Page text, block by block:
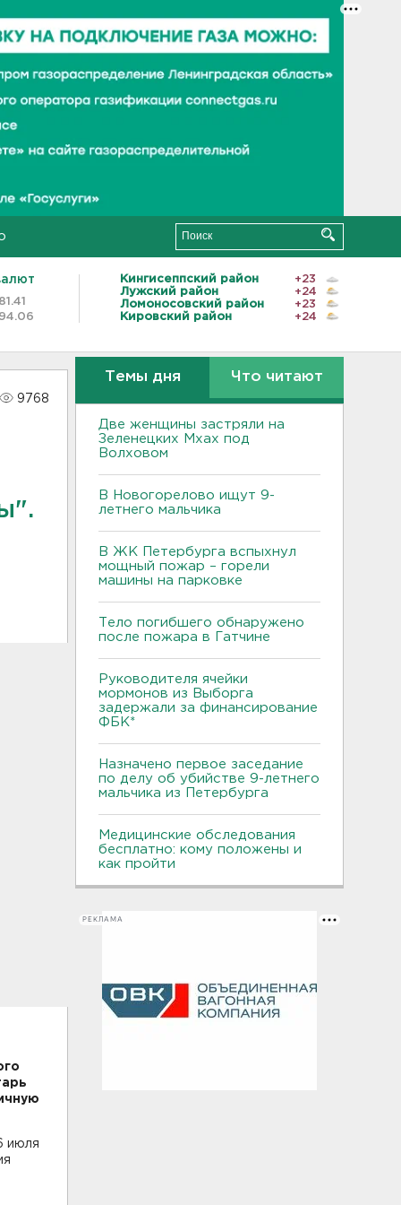
81.41
94.06
Кингисеппский район
+23
Лужский район
+24
Ломоносовский район
+23
Кировский район
+24
9768
июля
Темы дня Что читают
Две женщины застряли на
Зеленецких Мхах под
Волховом
В Новогорелово ищут 9-
летнего мальчика
В ЖК Петербурга вспыхнул
мощный пожар – горели
машины на парковке
Тело погибшего обнаружено
после пожара в Гатчине
Руководителя ячейки
мормонов из Выборга
задержали за финансирование
ФБК*
Назначено первое заседание
по делу об убийстве 9-летнего
мальчика из Петербурга
Медицинские обследования
бесплатно: кому положены и
как пройти
РЕКЛАМА